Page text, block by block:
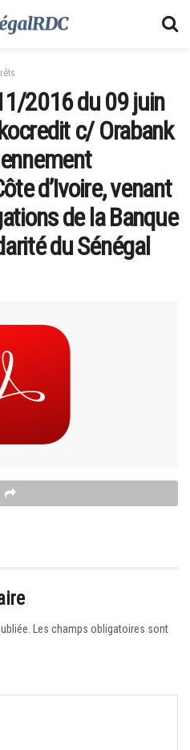
2016 du 09 juin
c/ Orabank
d’Ivoire, venant
de la Banque
du Sénégal
Les champs obligatoires sont